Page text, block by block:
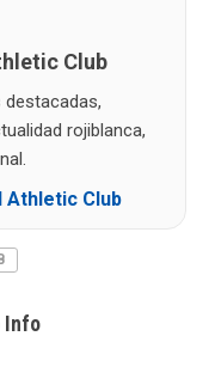
Club
rojiblanca,
Athletic Club
Info